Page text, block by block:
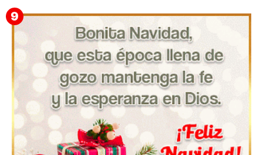
Te deseo una Feliz Navidad Marlene